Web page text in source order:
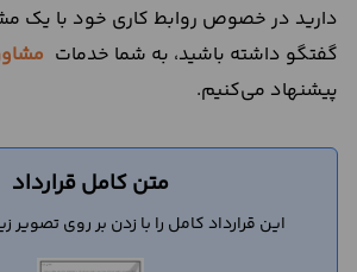
دارید در خصوص روابط کاری خود با یک
گفتگو داشته باشید، به شما خدمات
پیشنهاد می‌کنیم.
متن کامل قرارداد
این قرارداد کامل را با زدن بر روی تصویر